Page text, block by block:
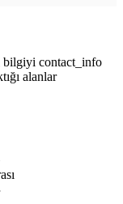
bilgiyi contact_info
alanlar